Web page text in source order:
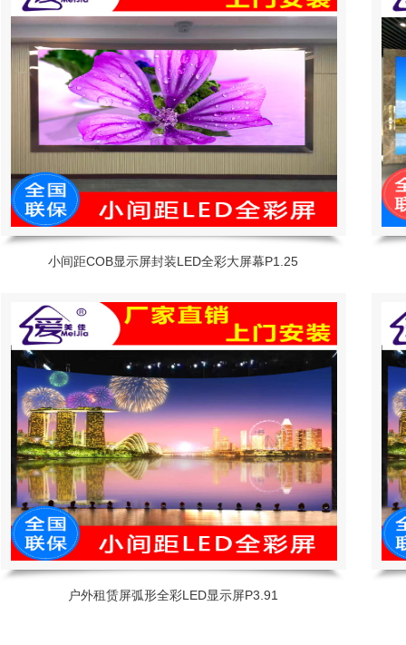
小间距COB显示屏封装LED全彩大屏幕P1.25
户外租赁屏弧形全彩LED显示屏P3.91